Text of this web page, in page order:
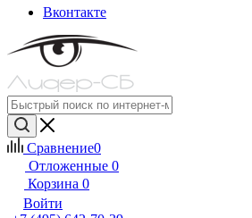
Вконтакте
Сравнение0
Отложенные 0
Корзина 0
Войти